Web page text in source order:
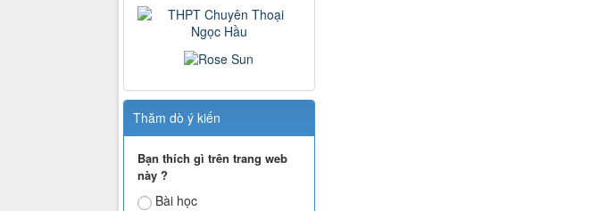
Thăm dò ý kiến
Bạn thích gì trên trang web
này ?
Bài học